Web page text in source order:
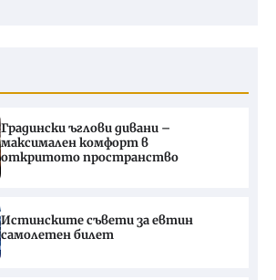
Градински ъглови дивани –
максимален комфорт в
откритото пространство
Истинските съвети за евтин
самолетен билет